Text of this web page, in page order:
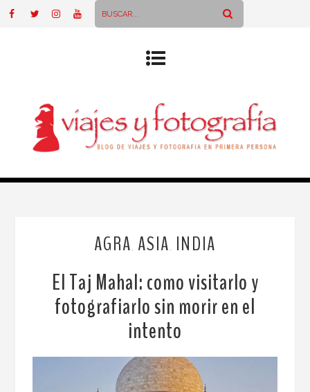
AGRA ASIA INDIA
El Taj Mahal: como visitarlo y
fotografiarlo sin morir en el
intento